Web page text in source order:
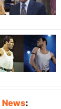
News: